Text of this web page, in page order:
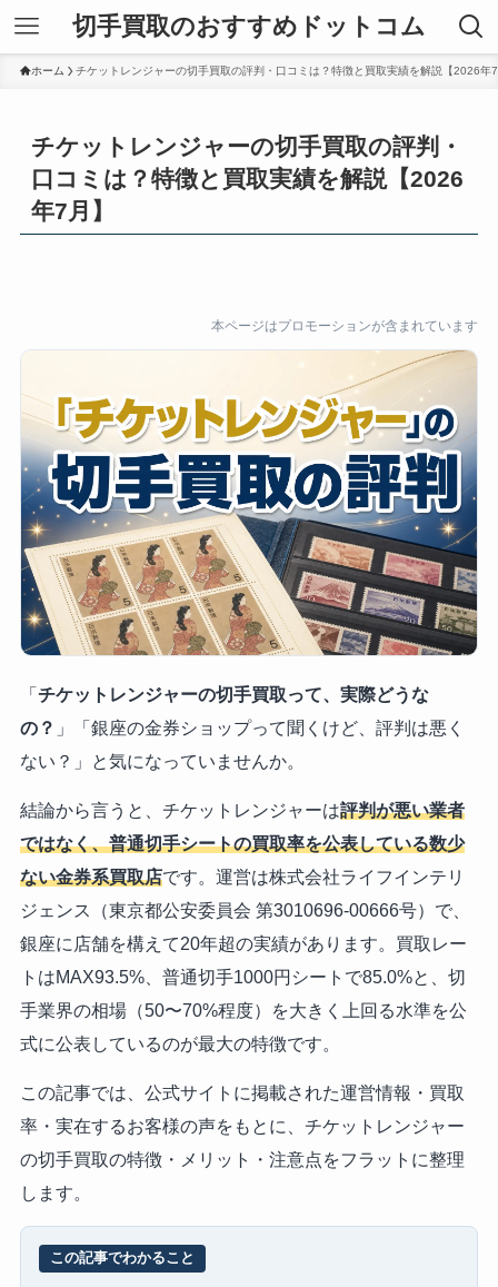
切手買取のおすすめドットコム
ホーム チケットレンジャーの切手買取の評判・口コミは？特徴と買取実績を解説【2026年
チケットレンジャーの切手買取の評判・
口コミは？特徴と買取実績を解説【2026
年7月】
本ページはプロモーションが含まれています
「 チケットレンジャーの切手買取って、実際どうな
の？ 」「銀座の金券ショップって聞くけど、評判は悪く
ない？」と気になっていませんか。
結論から言うと、チケットレンジャーは評判が悪い業者
ではなく、普通切手シートの買取率を公表している数少
ない金券系買取店です。運営は株式会社ライフインテリ
ジェンス（東京都公安委員会 第3010696-00666号）で、
銀座に店舗を構えて20年超の実績があります。買取レー
トはMAX93.5%、普通切手1000円シートで85.0%と、切
手業界の相場（50〜70%程度）を大きく上回る水準を公
式に公表しているのが最大の特徴です。
この記事では、公式サイトに掲載された運営情報・買取
率・実在するお客様の声をもとに、チケットレンジャー
の切手買取の特徴・メリット・注意点をフラットに整理
します。
この記事でわかること